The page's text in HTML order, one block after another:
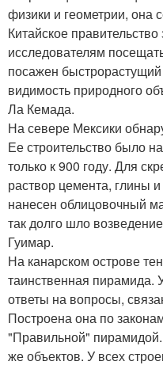
физики и геометрии, она
Китайское
исследователям
посажен
видимость природного
Ла Кемада.
На севере Мексики
Ее строительство было
только к 900 году. Для
раствор цемента, глины
нанесен облицовочный
так долго шло
Гуимар.
На канарском острове
таинственная
ответы на вопросы,
Построена она по
"Правильной"
же объектов. У всех